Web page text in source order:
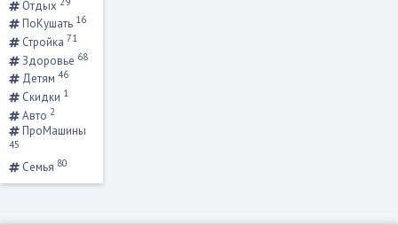
Отдых
ПоКушать 16
Стройка 71
Здоровье 68
Детям 46
Скидки 1
Авто 2
ПроМашины
45
Семья 80